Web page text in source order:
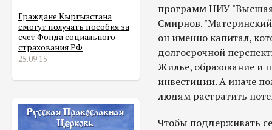
Граждане Кыргызстана
смогут получать пособия за
счет Фонда социального
страхования РФ
25.09.15
программ НИУ
Смирнов. "Материнский
он именно капитал,
долгосрочной
Жилье, образование и
инвестиции. А иначе
людям растратить
Чтобы поддерживать